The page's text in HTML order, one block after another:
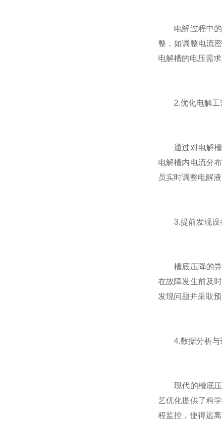
电解过程中的
整，如调整电流
电解槽的电压需
2.优化电解工
通过对电解槽
电解槽内电流分
员实时调整电解
3.提前发现设
槽底压降的异
在故障发生前及
发现问题并采取
4.数据分析与
现代的槽底压
艺优化提供了科
程监控，使得远